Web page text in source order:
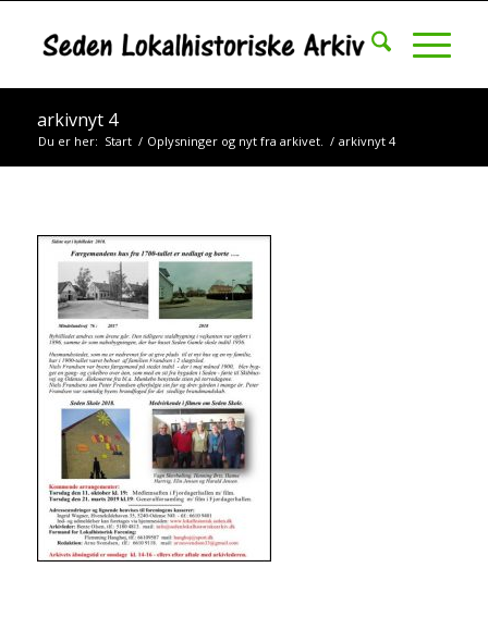
arkivnyt 4
Du er her: Start / Oplysninger og nyt fra arkivet. / arkivnyt 4